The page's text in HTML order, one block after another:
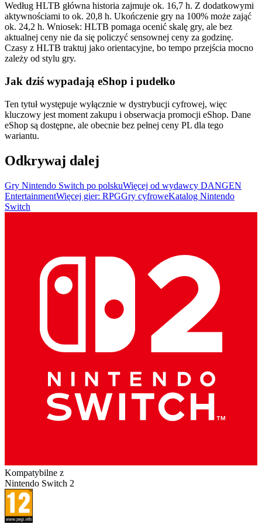
Według HLTB główna historia zajmuje ok. 16,7 h. Z dodatkowymi
aktywnościami to ok. 20,8 h. Ukończenie gry na 100% może zająć
ok. 24,2 h. Wniosek: HLTB pomaga ocenić skalę gry, ale bez
aktualnej ceny nie da się policzyć sensownej ceny za godzinę.
Czasy z HLTB traktuj jako orientacyjne, bo tempo przejścia mocno
zależy od stylu gry.
Jak dziś wypadają eShop i pudełko
Ten tytuł występuje wyłącznie w dystrybucji cyfrowej, więc
kluczowy jest moment zakupu i obserwacja promocji eShop. Dane
eShop są dostępne, ale obecnie bez pełnej ceny PL dla tego
wariantu.
Odkrywaj dalej
Gry Nintendo Switch po polskuWięcej od wydawcy DANGEN
EntertainmentWięcej gier: RPGGry cyfroweKatalog Nintendo
Switch
Kompatybilne z
Nintendo Switch 2